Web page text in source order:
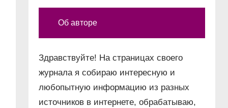
Об авторе
Здравствуйте! На страницах своего
журнала я собираю интересную и
любопытную информацию из разных
источников в интернете, обрабатываю,